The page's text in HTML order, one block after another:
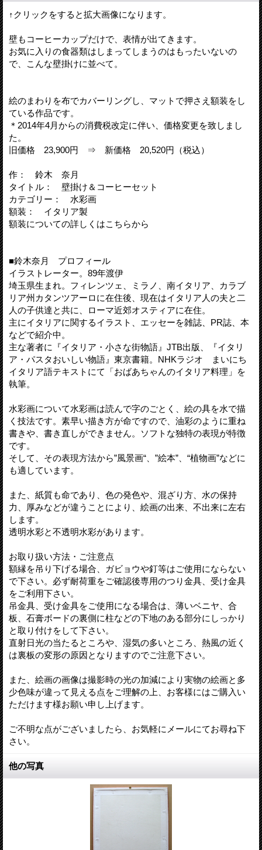
↑クリックをすると拡大画像になります。
壁もコーヒーカップだけで、表情が出てきます。
お気に入りの食器類はしまってしまうのはもったいないの
で、こんな壁掛けに並べて。
絵のまわりを布でカバーリングし、マットで押さえ額装をし
ている作品です。
＊2014年4月からの消費税改定に伴い、価格変更を致しまし
た。
旧価格 23,900円 ⇒ 新価格 20,520円（税込）
作： 鈴木 奈月
タイトル： 壁掛け＆コーヒーセット
カテゴリー： 水彩画
額装： イタリア製
額装についての詳しくはこちらから
■鈴木奈月 プロフィール
イラストレーター。89年渡伊
埼玉県生まれ。フィレンツェ、ミラノ、南イタリア、カラブ
リア州カタンツアーロに在住後、現在はイタリア人の夫と二
人の子供達と共に、ローマ近郊オスティアに在住。
主にイタリアに関するイラスト、エッセーを雑誌、PR誌、本
などで紹介中。
主な著者に『イタリア・小さな街物語』JTB出版、『イタリ
ア・パスタおいしい物語』東京書籍。NHKラジオ まいにち
イタリア語テキストにて「おばあちゃんのイタリア料理」を
執筆。
水彩画について水彩画は読んで字のごとく、絵の具を水で描
く技法です。素早い描き方が命ですので、油彩のように重ね
書きや、書き直しができません。ソフトな独特の表現が特徴
です。
そして、その表現方法から”風景画“、”絵本”、“植物画”などに
も適しています。
また、紙質も命であり、色の発色や、混ざり方、水の保持
力、厚みなどが違うことにより、絵画の出来、不出来に左右
します。
透明水彩と不透明水彩があります。
お取り扱い方法・ご注意点
額縁を吊り下げる場合、ガビョウや釘等はご使用にならない
で下さい。必ず耐荷重をご確認後専用のつり金具、受け金具
をご利用下さい。
吊金具、受け金具をご使用になる場合は、薄いベニヤ、合
板、石膏ボードの裏側に柱などの下地のある部分にしっかり
と取り付けをして下さい。
直射日光の当たるところや、湿気の多いところ、熱風の近く
は裏板の変形の原因となりますのでご注意下さい。
また、絵画の画像は撮影時の光の加減により実物の絵画と多
少色味が違って見える点をご理解の上、お客様にはご購入い
ただけます様お願い申し上げます。
ご不明な点がございましたら、お気軽にメールにてお尋ね下
さい。
他の写真